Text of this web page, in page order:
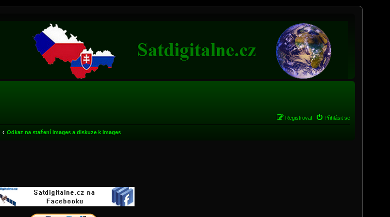
Přihlásit se
Registrovat
Odkaz na stažení Images a diskuze k Images